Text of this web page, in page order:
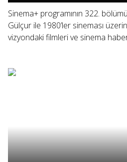
Sinema+ programının 322.
Gülçur ile 1980’ler sineması
vizyondaki filmleri ve sinema